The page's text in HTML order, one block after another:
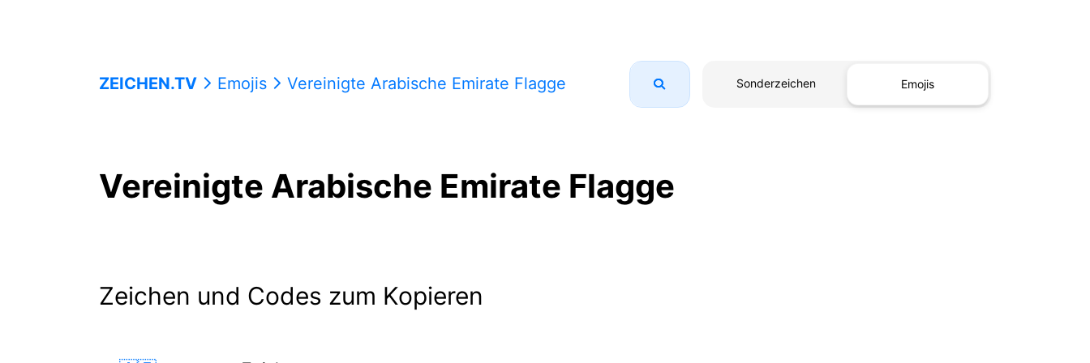
ZEICHEN.TV Emojis Vereinigte Arabische Emirate Flagge Sonderzeichen Emojis
Vereinigte Arabische Emirate Flagge
Zeichen und Codes zum Kopieren